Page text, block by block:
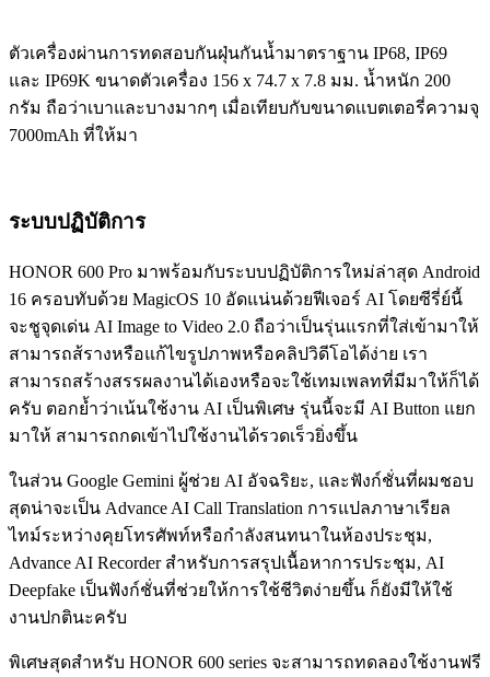
ตัวเครื่องผ่านการทดสอบกันฝุ่นกันน้ำมาตราฐาน IP68, IP69
และ IP69K ขนาดตัวเครื่อง 156 x 74.7 x 7.8 มม. น้ำหนัก 200
กรัม ถือว่าเบาและบางมากๆ เมื่อเทียบกับขนาดแบตเตอรี่ความจุ
7000mAh ที่ให้มา
ระบบปฏิบัติการ
HONOR 600 Pro มาพร้อมกับระบบปฏิบัติการใหม่ล่าสุด Android
16 ครอบทับด้วย MagicOS 10 อัดแน่นด้วยฟีเจอร์ AI โดยซีรี่ย์นี้
จะชูจุดเด่น AI Image to Video 2.0 ถือว่าเป็นรุ่นแรกที่ใส่เข้ามาให้
สามารถส้รางหรือแก้ไขรูปภาพหรือคลิปวิดีโอได้ง่าย เรา
สามารถสร้างสรรผลงานได้เองหรือจะใช้เทมเพลทที่มีมาให้ก็ได้
ครับ ตอกย้ำว่าเน้นใช้งาน AI เป็นพิเศษ รุ่นนี้จะมี AI Button แยก
มาให้ สามารถกดเข้าไปใช้งานได้รวดเร็วยิ่งขึ้น
ในส่วน Google Gemini ผู้ช่วย AI อัจฉริยะ, และฟังก์ชั่นที่ผมชอบ
สุดน่าจะเป็น Advance AI Call Translation การแปลภาษาเรียล
ไทม์ระหว่างคุยโทรศัพท์หรือกำลังสนทนาในห้องประชุม,
Advance AI Recorder สำหรับการสรุปเนื้อหาการประชุม, AI
Deepfake เป็นฟังก์ชั่นที่ช่วยให้การใช้ชีวิตง่ายขึ้น ก็ยังมีให้ใช้
งานปกตินะครับ
พิเศษสุดสำหรับ HONOR 600 series จะสามารถทดลองใช้งานฟรี